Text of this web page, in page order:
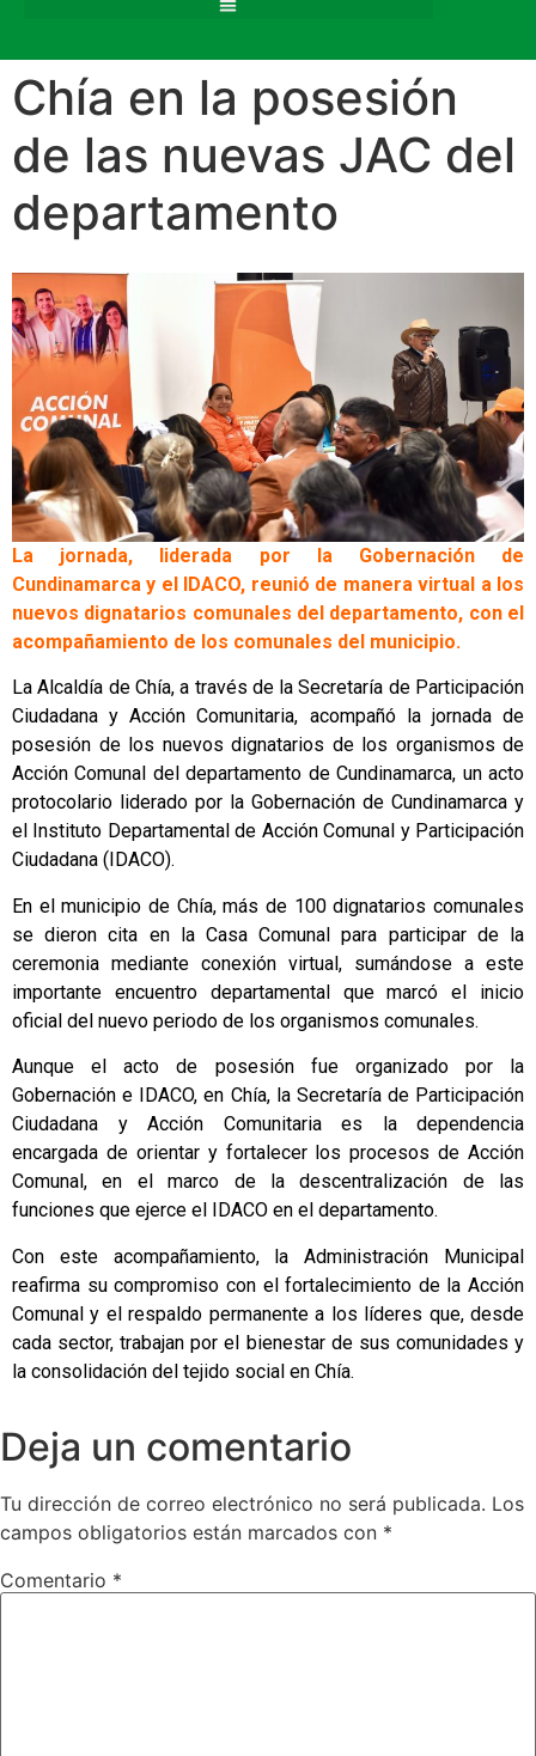
Chía en la posesión
de las nuevas JAC del
departamento
La jornada, liderada por la Gobernación de
Cundinamarca y el IDACO, reunió de manera virtual a los
nuevos dignatarios comunales del departamento, con el
acompañamiento de los comunales del municipio.
La Alcaldía de Chía, a través de la Secretaría de Participación
Ciudadana y Acción Comunitaria, acompañó la jornada de
posesión de los nuevos dignatarios de los organismos de
Acción Comunal del departamento de Cundinamarca, un acto
protocolario liderado por la Gobernación de Cundinamarca y
el Instituto Departamental de Acción Comunal y Participación
Ciudadana (IDACO).
En el municipio de Chía, más de 100 dignatarios comunales
se dieron cita en la Casa Comunal para participar de la
ceremonia mediante conexión virtual, sumándose a este
importante encuentro departamental que marcó el inicio
oficial del nuevo periodo de los organismos comunales.
Aunque el acto de posesión fue organizado por la
Gobernación e IDACO, en Chía, la Secretaría de Participación
Ciudadana y Acción Comunitaria es la dependencia
encargada de orientar y fortalecer los procesos de Acción
Comunal, en el marco de la descentralización de las
funciones que ejerce el IDACO en el departamento.
Con este acompañamiento, la Administración Municipal
reafirma su compromiso con el fortalecimiento de la Acción
Comunal y el respaldo permanente a los líderes que, desde
cada sector, trabajan por el bienestar de sus comunidades y
la consolidación del tejido social en Chía.
Deja un comentario
Tu dirección de correo electrónico no será publicada. Los
campos obligatorios están marcados con *
Comentario *